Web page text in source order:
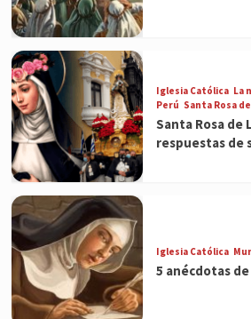
Iglesia Católica La
Perú Santa Rosa
Santa Rosa de
respuestas de
Iglesia Católica
5 anécdotas